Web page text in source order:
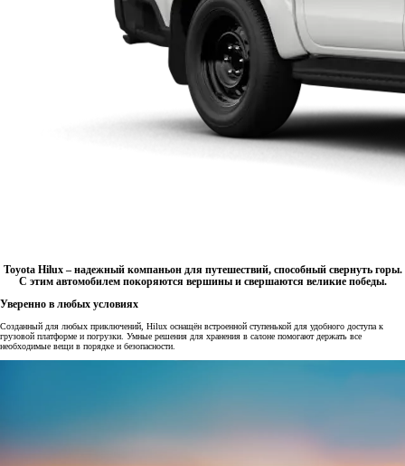
Toyota Hilux – надежный компаньон для путешествий, способный свернуть горы.
С этим автомобилем покоряются вершины и свершаются великие победы.
Уверенно в любых условиях
Созданный для любых приключений, Hilux оснащён встроенной ступенькой для удобного доступа к
грузовой платформе и погрузки. Умные решения для хранения в салоне помогают держать все
необходимые вещи в порядке и безопасности.